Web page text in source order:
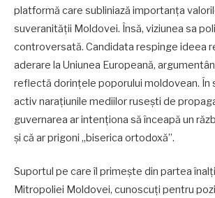
platformă care subliniază importanța
suveranității Moldovei. Însă, viziunea sa
controversată. Candidata respinge ideea
aderare la Uniunea Europeană,
reflectă dorințele poporului moldovean. În
activ narațiunile mediilor rusești de
guvernarea ar intenționa să înceapă un
și că ar prigoni „biserica ortodoxă”.
Suportul pe care îl primește din partea
Mitropoliei Moldovei, cunoscuți pentru